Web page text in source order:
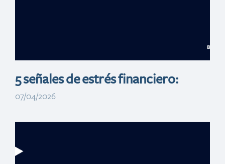
5 señales de estrés financiero:
07/04/2026